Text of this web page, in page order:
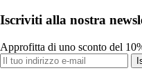
Iscriviti alla nostra
Approfitta di uno sconto del